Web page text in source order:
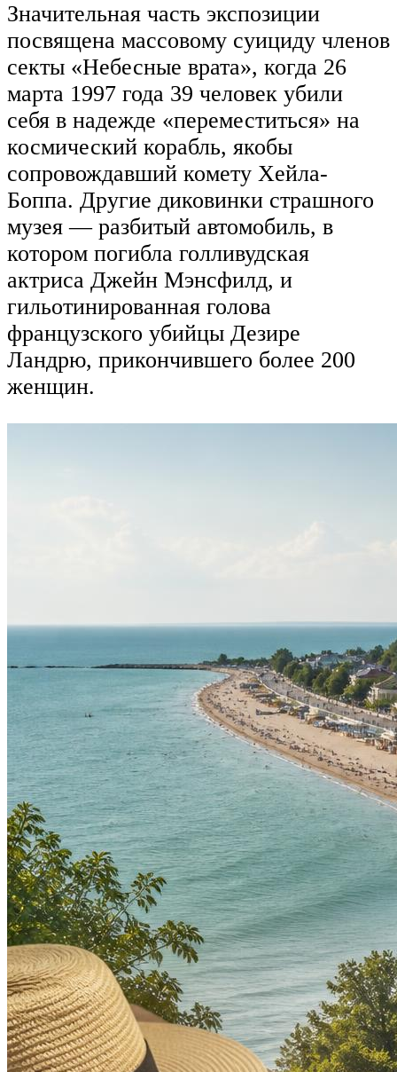
Значительная часть экспозиции
посвящена массовому суициду членов
секты «Небесные врата», когда 26
марта 1997 года 39 человек убили
себя в надежде «переместиться» на
космический корабль, якобы
сопровождавший комету Хейла-
Боппа. Другие диковинки страшного
музея — разбитый автомобиль, в
котором погибла голливудская
актриса Джейн Мэнсфилд, и
гильотинированная голова
французского убийцы Дезире
Ландрю, прикончившего более 200
женщин.